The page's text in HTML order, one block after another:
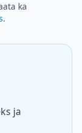
ka
.
ja